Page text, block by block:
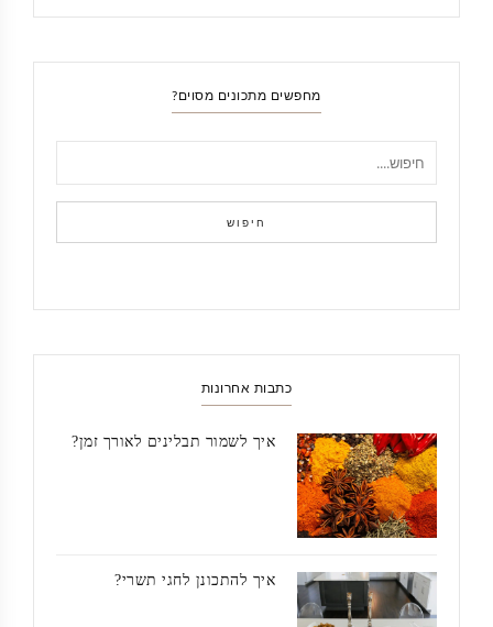
מחפשים מתכונים מסוים?
חיפוש
כתבות אחרונות
איך לשמור תבלינים לאורך זמן?
איך להתכונן לחגי תשרי?